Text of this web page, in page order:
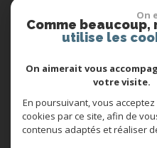
© 2026 | Tous droits
Plan du site- Mentions légales- Nos
annonces-
On
Comme beaucoup,
utilise les
On aimerait vous
votre visite.
En poursuivant, vous
cookies par ce site, afin de
contenus adaptés et réaliser